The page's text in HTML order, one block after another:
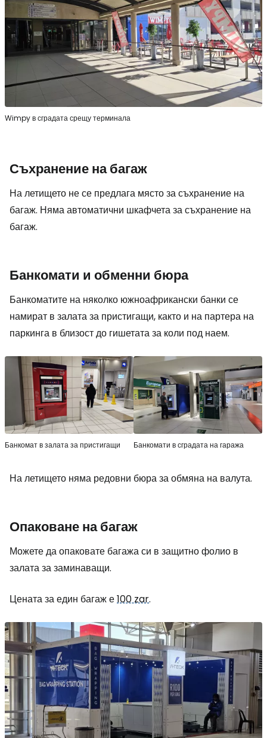
Wimpy в сградата срещу терминала
Съхранение на багаж
На летището не се предлага място за съхранение на
багаж. Няма автоматични шкафчета за съхранение на
багаж.
Банкомати и обменни бюра
Банкоматите на няколко южноафрикански банки се
намират в залата за пристигащи, както и на партера на
паркинга в близост до гишетата за коли под наем.
Банкомат в залата за пристигащи Банкомати в сградата на гаража
На летището няма редовни бюра за обмяна на валута.
Опаковане на багаж
Можете да опаковате багажа си в защитно фолио в
залата за заминаващи.
Цената за един багаж е100 zar.